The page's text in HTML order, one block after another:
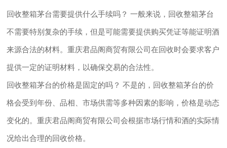
回收整箱茅台需要提供什么手续吗？ 一般来说，回收整箱茅台
不需要特别复杂的手续，但是可能需要提供购买凭证等能证明酒
来源合法的材料。重庆君品阁商贸有限公司在回收时会要求客户
提供一定的证明材料，以确保交易的合法性。
回收整箱茅台的价格是固定的吗？ 不是的，回收整箱茅台的价
格会受到年份、品相、市场供需等多种因素的影响，价格是动态
变化的。重庆君品阁商贸有限公司会根据市场行情和酒的实际情
况给出合理的回收价格。